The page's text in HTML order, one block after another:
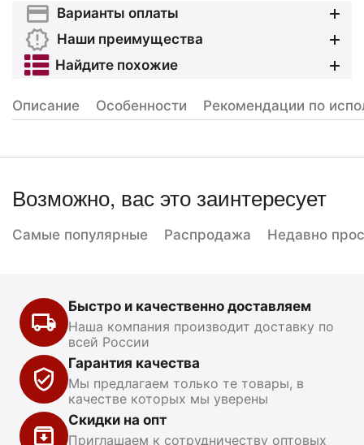
Варианты оплаты
Наши преимущества
Найдите похожие
Описание Особенности Рекомендации по
Возможно, вас это заинтересует
Самые популярные Распродажа Недавно
Быстро и качественно доставляем
Наша компания производит доставку по
всей России
Гарантия качества
Мы предлагаем только те товары, в
качестве которых мы уверены
Скидки на опт
Приглашаем к сотрудничеству оптовых